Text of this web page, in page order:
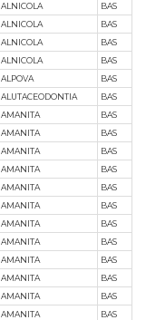
ALNICOLA
BAS
ALNICOLA
BAS
ALNICOLA
BAS
ALNICOLA
BAS
ALPOVA
BAS
ALUTACEODONTIA
BAS
AMANITA
BAS
AMANITA
BAS
AMANITA
BAS
AMANITA
BAS
AMANITA
BAS
AMANITA
BAS
AMANITA
BAS
AMANITA
BAS
AMANITA
BAS
AMANITA
BAS
AMANITA
BAS
AMANITA
BAS